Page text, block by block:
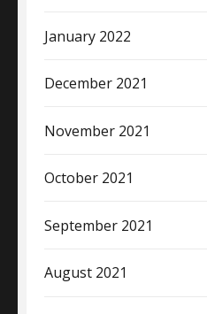
January 2022
December 2021
November 2021
October 2021
September 2021
August 2021